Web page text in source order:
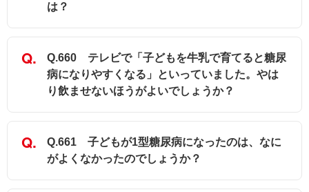
は？
Q.660 テレビで「子どもを牛乳で育てると糖尿
病になりやすくなる」といっていました。やは
り飲ませないほうがよいでしょうか？
Q.661 子どもが1型糖尿病になったのは、なに
がよくなかったのでしょうか？